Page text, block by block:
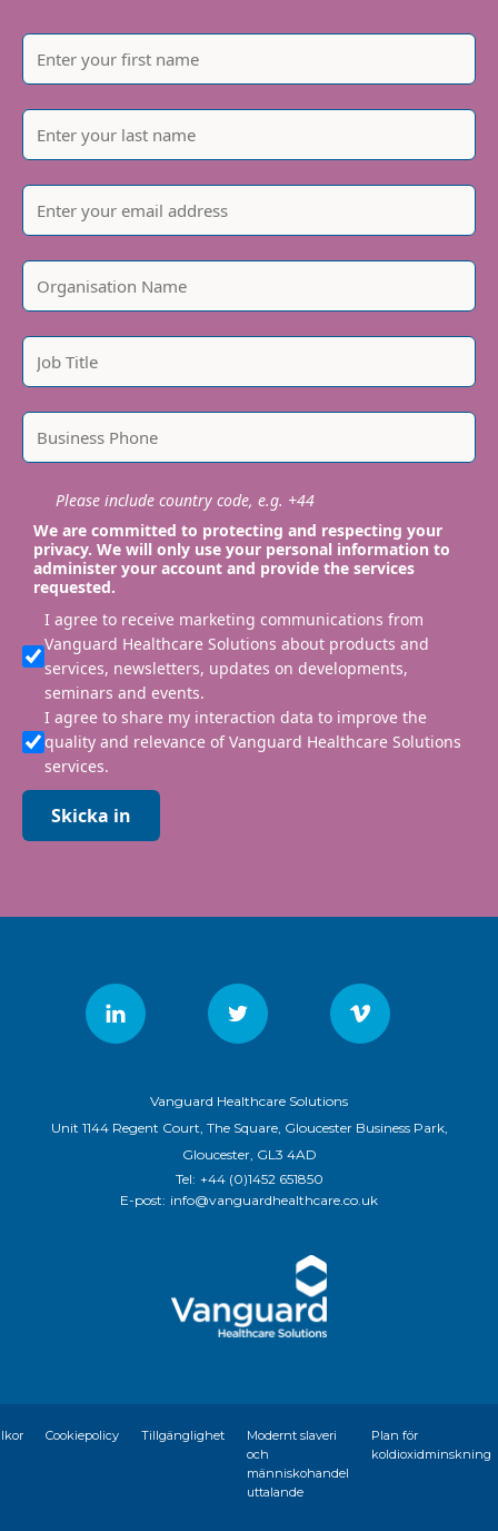
Please include country code, e.g. +44
We are committed to protecting and respecting your
privacy. We will only use your personal information to
administer your account and provide the services
requested.
I agree to receive marketing communications from
Vanguard Healthcare Solutions about products and
services, newsletters, updates on developments,
seminars and events.
I agree to share my interaction data to improve the
quality and relevance of Vanguard Healthcare Solutions
services.
Skicka in
Vanguard Healthcare Solutions
Unit 1144 Regent Court, The Square, Gloucester Business Park,
Gloucester, GL3 4AD
Tel: +44 (0)1452 651850
E-post: info@vanguardhealthcare.co.uk
Cookiepolicy Tillgänglighet
Modernt slaveri
och
människohandel
uttalande
Plan för
koldioxidminskning